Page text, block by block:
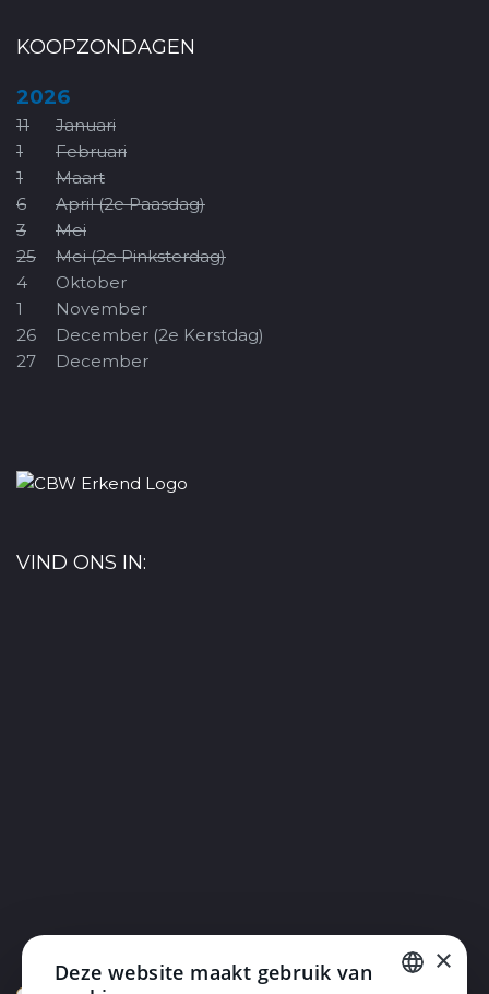
KOOPZONDAGEN
2026
11
Januari
1
Februari
1
Maart
6
April (2e Paasdag)
3
Mei
25
Mei (2e Pinksterdag)
4
Oktober
1
November
26
December (2e Kerstdag)
27
December
VIND ONS IN:
×
Deze website maakt gebruik van